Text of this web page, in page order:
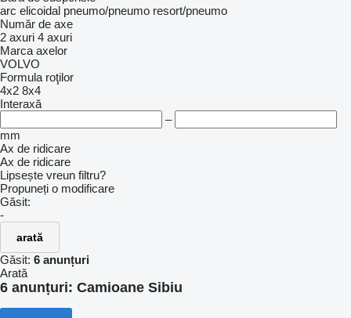
arc elicoidal pneumo/pneumo resort/pneumo
Număr de axe
2 axuri 4 axuri
Marca axelor
VOLVO
Formula roţilor
4x2 8x4
Interaxă
–
mm
Ax de ridicare
Ax de ridicare
Lipsește vreun filtru?
Propuneți o modificare
Găsit:
-
arată
Găsit: 6 anunțuri
Arată
6 anunțuri: Camioane Sibiu